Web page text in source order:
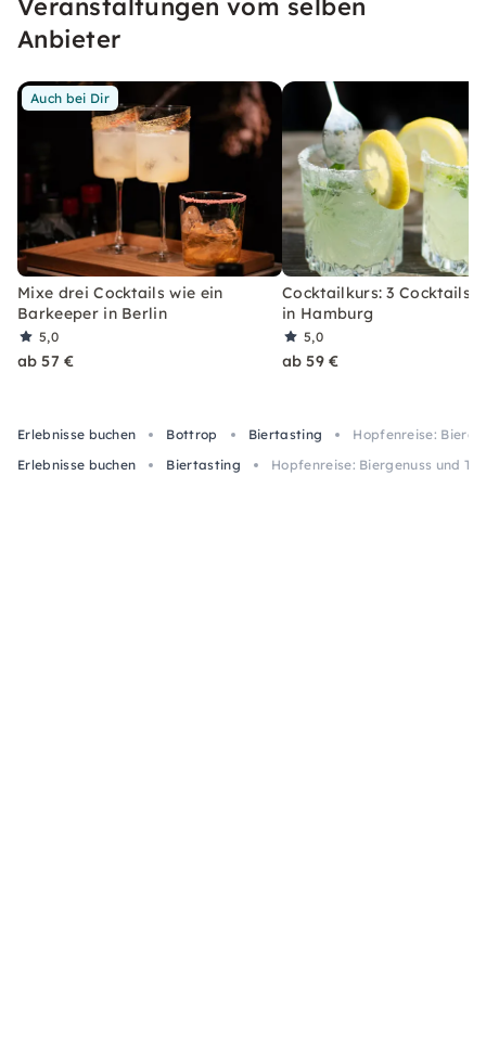
wirst.
Anbieter
Auch bei Dir
Mixe drei Cocktails wie ein
Barkeeper in Berlin
5,0
ab 57 €
Cocktailkurs: 3 Cocktails
in Hamburg
5,0
ab 59 €
Erlebnisse buchen Bottrop Biertasting
Hopfenreise:
Erlebnisse buchen
Biertasting Hopfenreise: Biergenuss und